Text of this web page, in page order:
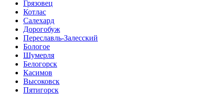
Грязовец
Котлас
Салехард
Дорогобуж
Переславль-Залесский
Бологое
Шумерля
Белогорск
Касимов
Высоковск
Пятигорск